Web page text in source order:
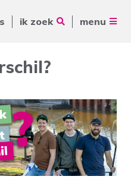
ik zoek menu
jou mee